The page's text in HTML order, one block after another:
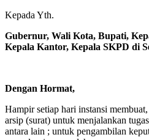
Kepada Yth.
Gubernur, Wali Kota, Bupati,
Kepala Kantor, Kepala SKPD di
Dengan Hormat,
Hampir setiap hari instansi
arsip (surat) untuk menjalankan
antara lain ; untuk pengambilan